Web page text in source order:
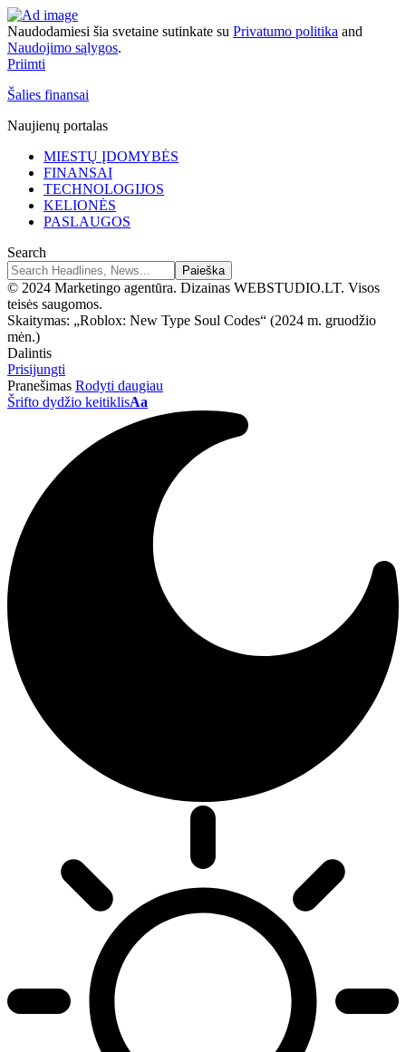
Naudodamiesi šia svetaine sutinkate su Privatumo politika and
Naudojimo sąlygos.
Priimti
Šalies finansai
Naujienų portalas
MIESTŲ ĮDOMYBĖS
FINANSAI
TECHNOLOGIJOS
KELIONĖS
PASLAUGOS
Search
© 2024 Marketingo agentūra. Dizainas WEBSTUDIO.LT. Visos
teisės saugomos.
Skaitymas: „Roblox: New Type Soul Codes“ (2024 m. gruodžio
mėn.)
Dalintis
Prisijungti
Pranešimas Rodyti daugiau
Šrifto dydžio keitiklisAa